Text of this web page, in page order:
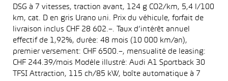
DSG à 7 vitesses, traction avant, 124 g CO2/km, 5,4 l/100
km, cat. D en gris Urano uni. Prix du véhicule, forfait de
livraison inclus CHF 28 602.–. Taux d’intérêt annuel
effectif de 1,92%, durée: 48 mois (10 000 km/an),
premier versement: CHF 6500.–, mensualité de leasing:
CHF 244.39/mois Modèle illustré: Audi A1 Sportback 30
TFSI Attraction, 115 ch/85 kW, boîte automatique à 7